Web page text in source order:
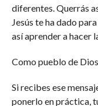
diferentes. Querrás
Jesús te ha dado
así aprender a hacer
Como pueblo de
Si recibes ese
ponerlo en práctica,